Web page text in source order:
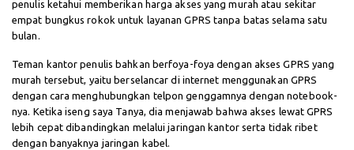
penulis ketahui memberikan harga akses yang murah atau sekitar
empat bungkus rokok untuk layanan GPRS tanpa batas selama satu
bulan.
Teman kantor penulis bahkan berfoya-foya dengan akses GPRS yang
murah tersebut, yaitu berselancar di internet menggunakan GPRS
dengan cara menghubungkan telpon genggamnya dengan notebook-
nya. Ketika iseng saya Tanya, dia menjawab bahwa akses lewat GPRS
lebih cepat dibandingkan melalui jaringan kantor serta tidak ribet
dengan banyaknya jaringan kabel.